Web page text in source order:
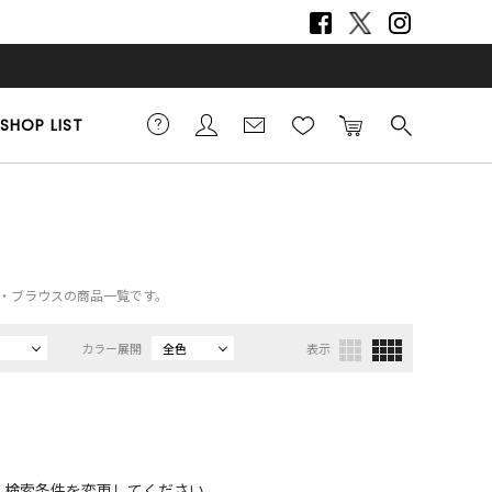
SHOP LIST
ラウスの商品一覧です。
カラー展開 全色 表示